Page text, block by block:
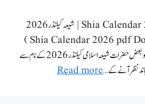
Shia Calendar 2026 pdf Download Urdu | شیعہ کیلنڈر 2026
شیعہ کیلنڈر 2026 ( Shia Calendar 2026 pdf Download Urdu )
سنی کیلنڈر کی طرح چاند پر مبنی ہے۔ شیعہ کیلنڈر کو بعض حضرات شیعہ اسلامی کیلنڈر 2026 کے نام سے
نظر آنے کے …Read more